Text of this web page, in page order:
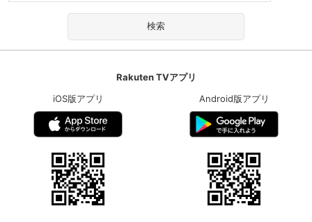
Rakuten TVアプリ
iOS版アプリ
Android版アプリ